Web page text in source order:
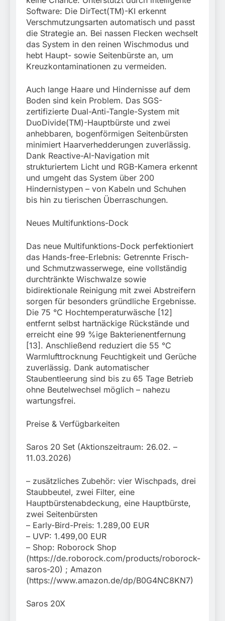
Software: Die DirTect(TM)-KI erkennt
Verschmutzungsarten automatisch und passt
die Strategie an. Bei nassen Flecken wechselt
das System in den reinen Wischmodus und
hebt Haupt- sowie Seitenbürste an, um
Kreuzkontaminationen zu vermeiden.
Auch lange Haare und Hindernisse auf dem
Boden sind kein Problem. Das SGS-
zertifizierte Dual-Anti-Tangle-System mit
DuoDivide(TM)-Hauptbürste und zwei
anhebbaren, bogenförmigen Seitenbürsten
minimiert Haarverhedderungen zuverlässig.
Dank Reactive-AI-Navigation mit
strukturiertem Licht und RGB-Kamera erkennt
und umgeht das System über 200
Hindernistypen – von Kabeln und Schuhen
bis hin zu tierischen Überraschungen.
Neues Multifunktions-Dock
Das neue Multifunktions-Dock perfektioniert
das Hands-free-Erlebnis: Getrennte Frisch-
und Schmutzwasserwege, eine vollständig
durchtränkte Wischwalze sowie
bidirektionale Reinigung mit zwei Abstreifern
sorgen für besonders gründliche Ergebnisse.
Die 75 °C Hochtemperaturwäsche [12]
entfernt selbst hartnäckige Rückstände und
erreicht eine 99 %ige Bakterienentfernung
[13]. Anschließend reduziert die 55 °C
Warmlufttrocknung Feuchtigkeit und Gerüche
zuverlässig. Dank automatischer
Staubentleerung sind bis zu 65 Tage Betrieb
ohne Beutelwechsel möglich – nahezu
wartungsfrei.
Preise & Verfügbarkeiten
Saros 20 Set (Aktionszeitraum: 26.02. –
11.03.2026)
– zusätzliches Zubehör: vier Wischpads, drei
Staubbeutel, zwei Filter, eine
Hauptbürstenabdeckung, eine Hauptbürste,
zwei Seitenbürsten
– Early-Bird-Preis: 1.289,00 EUR
– UVP: 1.499,00 EUR
– Shop: Roborock Shop
(https://de.roborock.com/products/roborock-
saros-20) ; Amazon
(https://www.amazon.de/dp/B0G4NC8KN7)
Saros 20X